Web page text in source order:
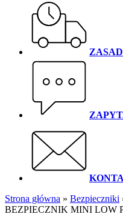
Strona główna » Bezpieczniki
BEZPIECZNIK MINI LOW